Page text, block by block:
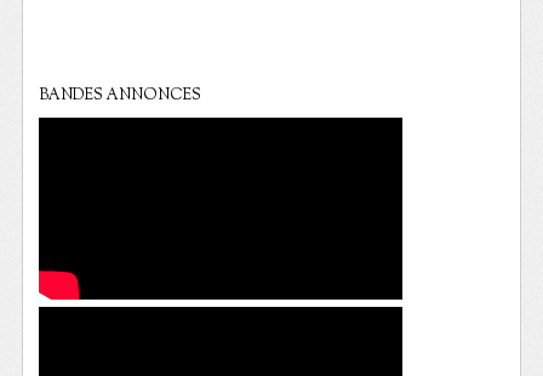
BANDES ANNONCES